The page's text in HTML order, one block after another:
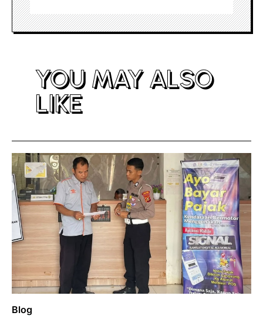
YOU MAY ALSO
LIKE
Posted
Blog